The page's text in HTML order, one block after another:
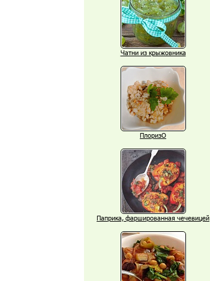
Чатни из крыжовника
ПлоризО
Паприка, фаршированная чечевицей